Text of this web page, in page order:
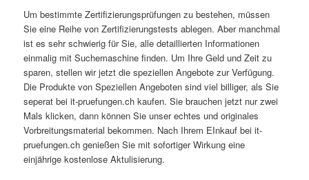
Um bestimmte Zertifizierungsprüfungen zu bestehen, müssen
Sie eine Reihe von Zertifizierungstests ablegen. Aber manchmal
ist es sehr schwierig für Sie, alle detaillierten Informationen
einmalig mit Suchemaschine finden. Um Ihre Geld und Zeit zu
sparen, stellen wir jetzt die speziellen Angebote zur Verfügung.
Die Produkte von Speziellen Angeboten sind viel billiger, als Sie
seperat bei it-pruefungen.ch kaufen. Sie brauchen jetzt nur zwei
Mals klicken, dann können Sie unser echtes und originales
Vorbreitungsmaterial bekommen. Nach Ihrem EInkauf bei it-
pruefungen.ch genießen Sie mit sofortiger Wirkung eine
einjährige kostenlose Aktulisierung.